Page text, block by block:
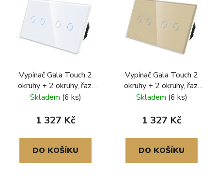
Vypínač Gala Touch 2
okruhy + 2 okruhy, řaz.
č.5, skleněný rámeček,
Skladem (6 ks)
1 327 Kč
DO KOŠÍKU
Vypínač Gala Touch 2
okruhy + 2 okruhy, řaz.
č.5, skleněný rámeček,
Skladem (6 ks)
1 327 Kč
DO KOŠÍKU